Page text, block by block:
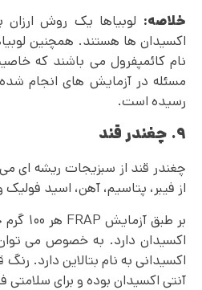
خلاصه: لوبیاها یک روش ارزان
اکسیدان ها هستند. همچنین
نام کائمپفرول می باشند که
مسئله در آزمایش های انجام
رسیده است.
۹. چغندر قند
چغندر قند از سبزیجات ریشه ای
از فیبر، پتاسیم، آهن، اسید
اکسیدان دارد. به خصوص می
اکسیدانی به نام بتالاین دارد.
آنتی اکسیدان بوده و برای سلامتی